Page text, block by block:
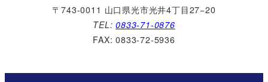
〒743-0011 山口県光市光井4丁目27−20
TEL:0833-71-0876
FAX: 0833-72-5936